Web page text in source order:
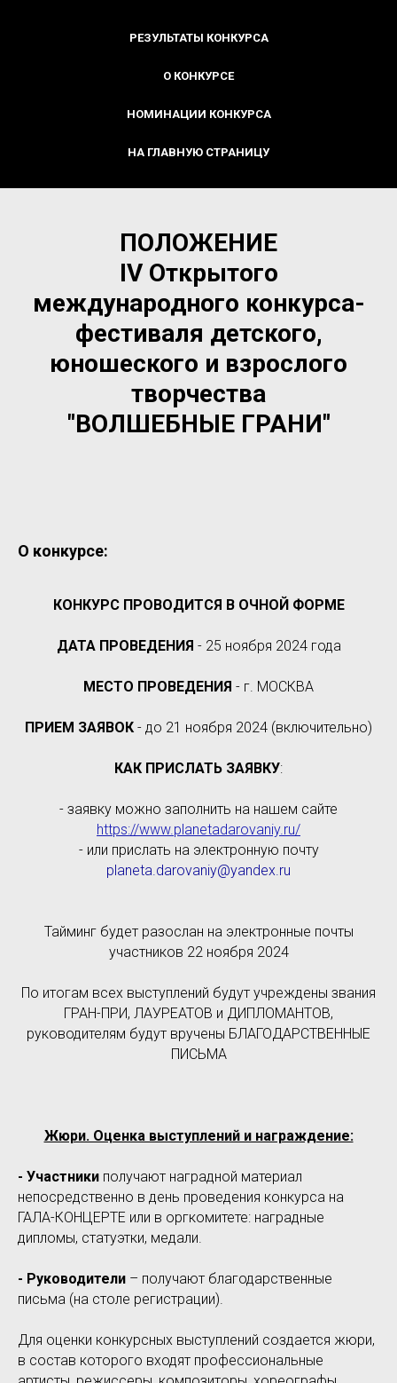
РЕЗУЛЬТАТЫ КОНКУРСА
О КОНКУРСЕ
НОМИНАЦИИ КОНКУРСА
НА ГЛАВНУЮ СТРАНИЦУ
ПОЛОЖЕНИЕ
IVОткрытого
международного конкурса-
фестиваля детского,
юношеского и взрослого
творчества
"ВОЛШЕБНЫЕ ГРАНИ"
О конкурсе:
КОНКУРС ПРОВОДИТСЯ В ОЧНОЙ ФОРМЕ
ДАТА ПРОВЕДЕНИЯ - 25 ноября 2024 года
МЕСТО ПРОВЕДЕНИЯ - г. МОСКВА
ПРИЕМ ЗАЯВОК - до 21 ноября 2024 (включительно)
КАК ПРИСЛАТЬ ЗАЯВКУ:
- заявку можно заполнить на нашем сайте
https://www.planetadarovaniy.ru/
- или прислать на электронную почту
planeta.darovaniy@yandex.ru
Тайминг будет разослан на электронные почты
участников 22 ноября 2024
По итогам всех выступлений будут учреждены звания
ГРАН-ПРИ, ЛАУРЕАТОВ и ДИПЛОМАНТОВ,
руководителям будут вручены БЛАГОДАРСТВЕННЫЕ
ПИСЬМА
Жюри. Оценка выступлений и награждение:
- Участники получают наградной материал
непосредственно в день проведения конкурса на
ГАЛА-КОНЦЕРТЕ или в оргкомитете: наградные
дипломы, статуэтки, медали.
- Руководители – получают благодарственные
письма (на столе регистрации).
Для оценки конкурсных выступлений создается жюри,
в состав которого входят профессиональные